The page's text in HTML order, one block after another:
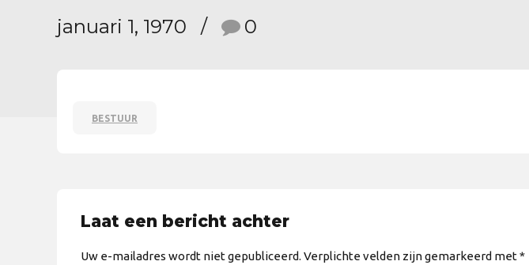
januari 1, 1970 0
BESTUUR
Laat een bericht achter
Uw e-mailadres wordt niet gepubliceerd. Verplichte velden zijn gemarkeerd met *